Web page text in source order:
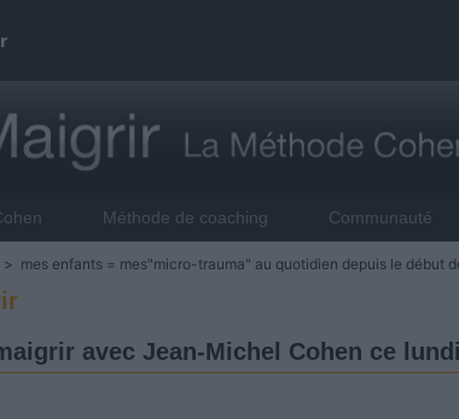
Méthode de coaching Communauté
> mes enfants = mes"micro-trauma" au quotidien depuis le début
avec Jean-Michel Cohen ce